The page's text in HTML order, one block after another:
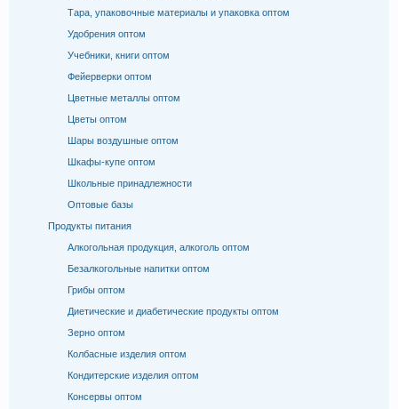
Тара, упаковочные материалы и упаковка оптом
Удобрения оптом
Учебники, книги оптом
Фейерверки оптом
Цветные металлы оптом
Цветы оптом
Шары воздушные оптом
Шкафы-купе оптом
Школьные принадлежности
Оптовые базы
Продукты питания
Алкогольная продукция, алкоголь оптом
Безалкогольные напитки оптом
Грибы оптом
Диетические и диабетические продукты оптом
Зерно оптом
Колбасные изделия оптом
Кондитерские изделия оптом
Консервы оптом